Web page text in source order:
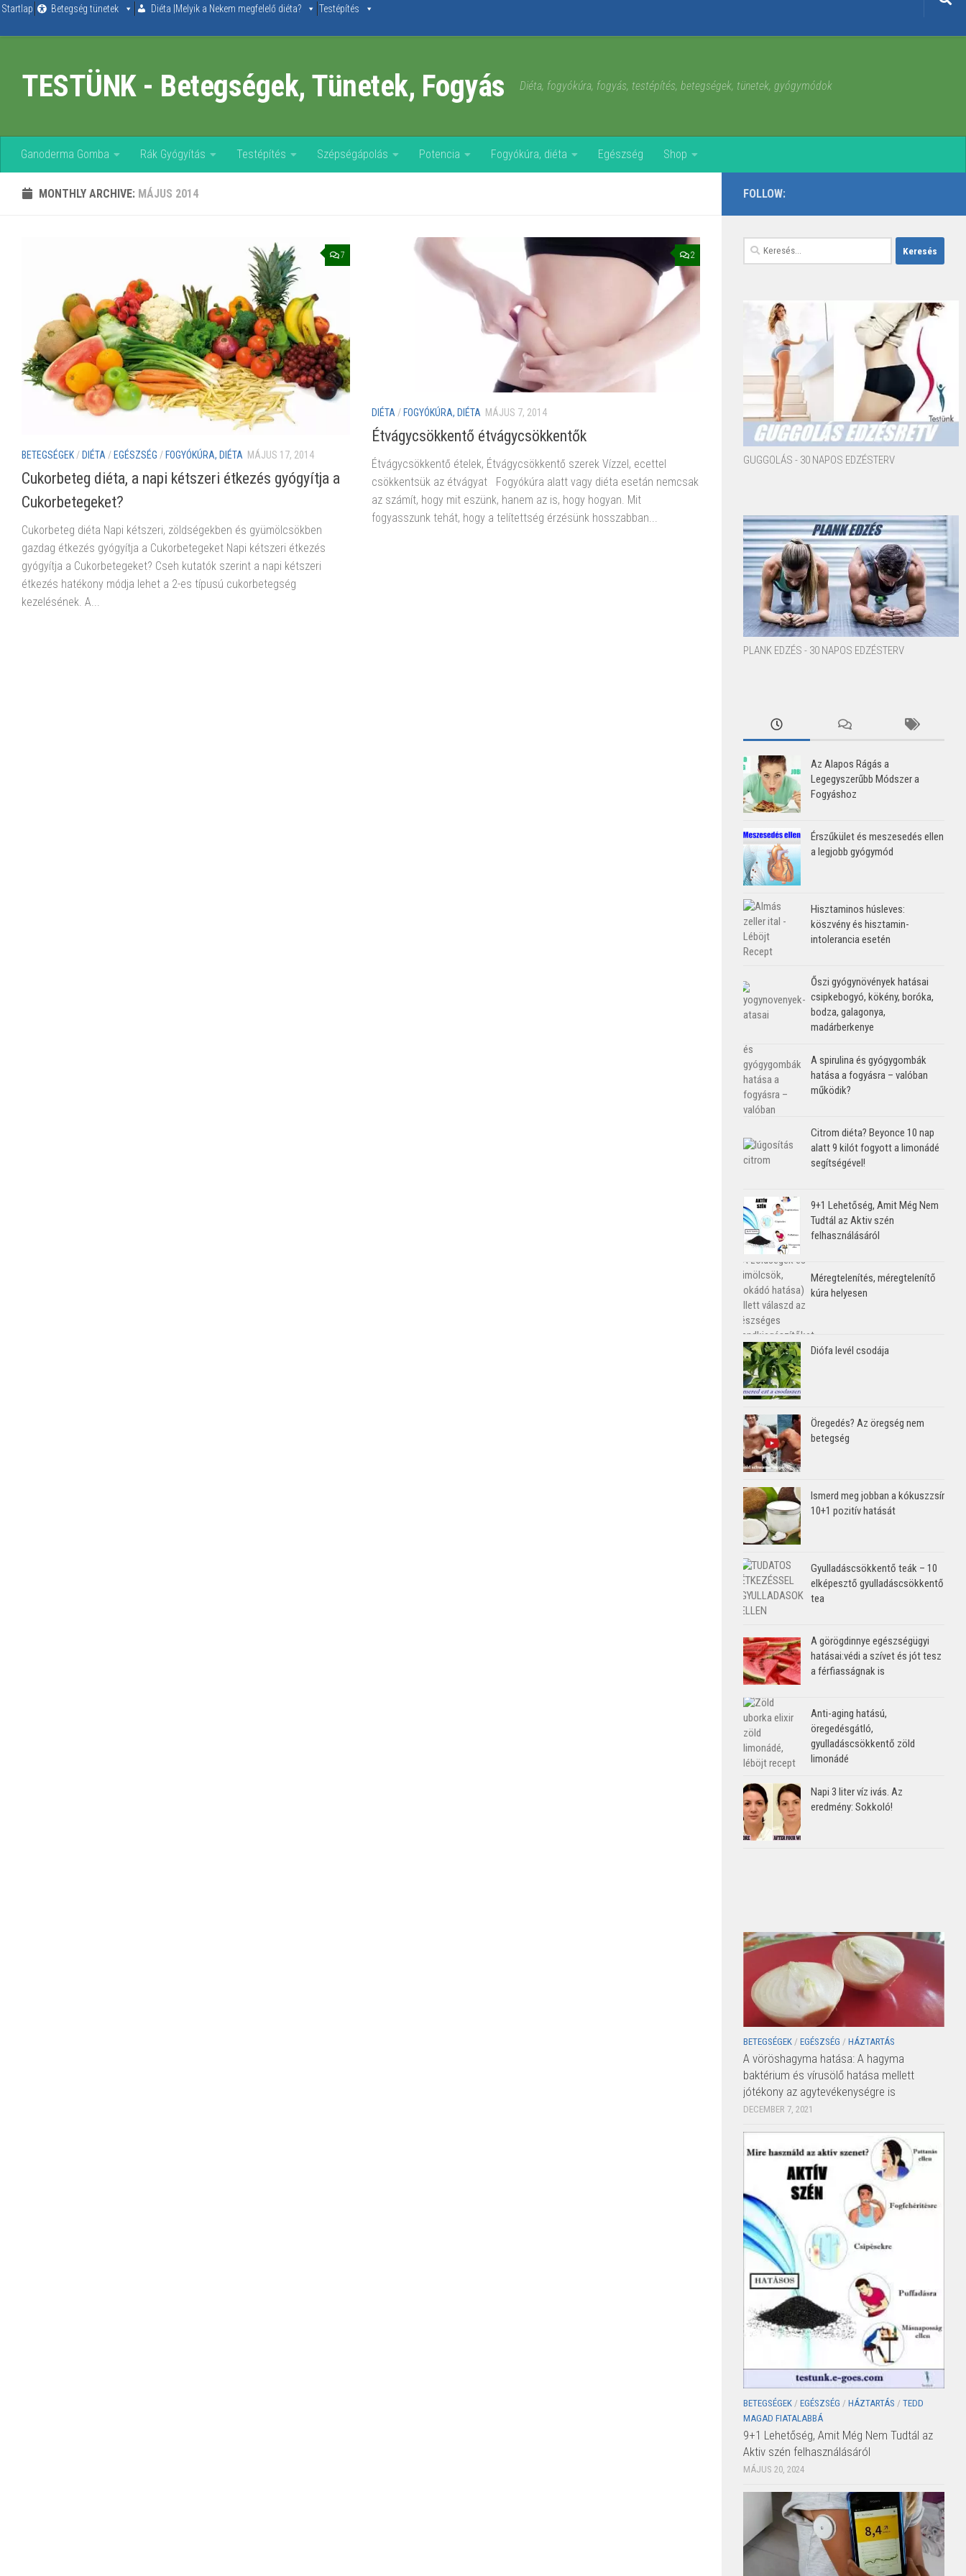
Skip to content
Startlap Betegség tünetek Diéta |Melyik a Nekem megfelelő diéta? Testépítés
TESTÜNK - Betegségek, Tünetek, Fogyás Diéta, fogyókúra, fogyás, testépítés, betegségek, tünetek, gyógymódok
Ganoderma Gomba Rák Gyógyítás Testépítés Szépségápolás Potencia Fogyókúra, diéta Egészség Shop
MONTHLY ARCHIVE: MÁJUS 2014
7
BETEGSÉGEK / DIÉTA / EGÉSZSÉG / FOGYÓKÚRA, DIÉTA MÁJUS 17, 2014
Cukorbeteg diéta, a napi kétszeri étkezés gyógyítja a
Cukorbetegeket?
Cukorbeteg diéta Napi kétszeri, zöldségekben és gyümölcsökben
gazdag étkezés gyógyítja a Cukorbetegeket Napi kétszeri étkezés
gyógyítja a Cukorbetegeket? Cseh kutatók szerint a napi kétszeri
étkezés hatékony módja lehet a 2-es típusú cukorbetegség
kezelésének. A...
2
DIÉTA / FOGYÓKÚRA, DIÉTA MÁJUS 7, 2014
Étvágycsökkentő étvágycsökkentők
Étvágycsökkentő ételek, Étvágycsökkentő szerek Vízzel, ecettel
csökkentsük az étvágyat Fogyókúra alatt vagy diéta esetán nemcsak
az számít, hogy mit eszünk, hanem az is, hogy hogyan. Mit
fogyasszunk tehát, hogy a telítettség érzésünk hosszabban...
FOLLOW:
Keresés:
GUGGOLÁS - 30 NAPOS EDZÉSTERV
PLANK EDZÉS - 30 NAPOS EDZÉSTERV
Az Alapos Rágás a
Legegyszerűbb Módszer a
Fogyáshoz
Érszűkület és meszesedés ellen
a legjobb gyógymód
Hisztaminos húsleves:
köszvény és hisztamin-
intolerancia esetén
Őszi gyógynövények hatásai
csipkebogyó, kökény, boróka,
bodza, galagonya,
madárberkenye
A spirulina és gyógygombák
hatása a fogyásra – valóban
működik?
Citrom diéta? Beyonce 10 nap
alatt 9 kilót fogyott a limonádé
segítségével!
9+1 Lehetőség, Amit Még Nem
Tudtál az Aktiv szén
felhasználásáról
Méregtelenítés, méregtelenítő
kúra helyesen
Diófa levél csodája
Öregedés? Az öregség nem
betegség
Ismerd meg jobban a kókuszzsír
10+1 pozitív hatását
Gyulladáscsökkentő teák – 10
elképesztő gyulladáscsökkentő
tea
A görögdinnye egészségügyi
hatásai:védi a szívet és jót tesz
a férfiasságnak is
Anti-aging hatású,
öregedésgátló,
gyulladáscsökkentő zöld
limonádé
Napi 3 liter víz ivás. Az
eredmény: Sokkoló!
BETEGSÉGEK / EGÉSZSÉG / HÁZTARTÁS
A vöröshagyma hatása: A hagyma
baktérium és vírusölő hatása mellett
jótékony az agytevékenységre is
DECEMBER 7, 2021
BETEGSÉGEK / EGÉSZSÉG / HÁZTARTÁS / TEDD
MAGAD FIATALABBÁ
9+1 Lehetőség, Amit Még Nem Tudtál az
Aktiv szén felhasználásáról
MÁJUS 20, 2024